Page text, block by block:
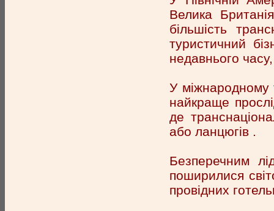
Велика
більшість
туристичний
недавнього
У міжнародному
найкраще
де
або ланцюгів .
Безперечним
поширилися
провідних